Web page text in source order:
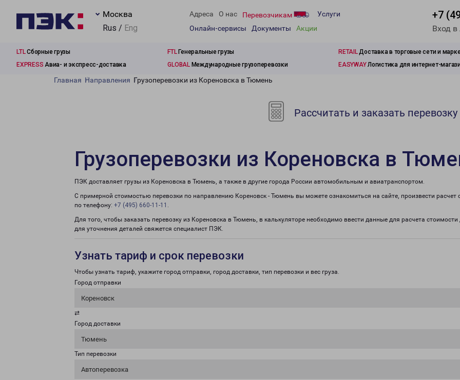
Москва
Rus / Eng
Адреса О нас Перевозчикам
Услуги
Онлайн-сервисы
Документы Акции
+7
Вход
LTLСборные грузы FTLГенеральные грузы RETAILДоставка в торговые сети и
EXPRESS Авиа- и экспресс-доставка GLOBALМеждународные грузоперевозки EASYWAYЛогистика для интернет-
Главная Направления Грузоперевозки из Кореновска в Тюмень
Рассчитать и заказать перевозку
Грузоперевозки из Кореновска в
ПЭК доставляет грузы из Кореновска в Тюмень, а также в другие города России автомобильным и авиатранспортом.
С примерной стоимостью перевозки по направлению Кореновск - Тюмень вы можете ознакомиться на сайте, произвести
по телефону: +7 (495) 660-11-11 .
Для того, чтобы заказать перевозку из Кореновска в Тюмень, в калькуляторе необходимо ввести данные для расчета
для уточнения деталей свяжется специалист ПЭК.
Узнать тариф и срок перевозки
Чтобы узнать тариф, укажите город отправки, город доставки, тип перевозки и вес груза.
Город отправки
Кореновск
⇄
Город доставки
Тюмень
Тип перевозки
Автоперевозка